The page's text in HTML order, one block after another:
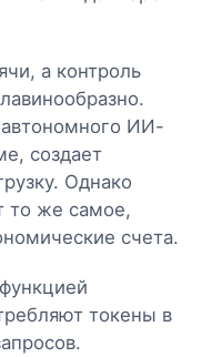
а контроль
ИИ-
создает
Однако
то же самое,
счета.
токены в